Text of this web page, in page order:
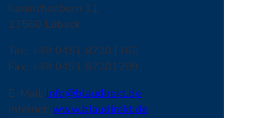
Kaninchenborn 31
23560 Lübeck
Tel.: +49 0451 87201160
Fax: +49 0451 87201299
E-Mail: info@blaudirekt.de
Internet:www.blaudirekt.de